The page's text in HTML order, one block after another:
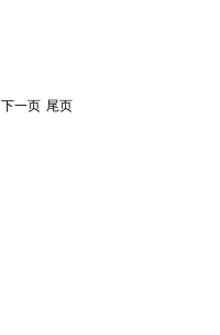
下一页 尾页